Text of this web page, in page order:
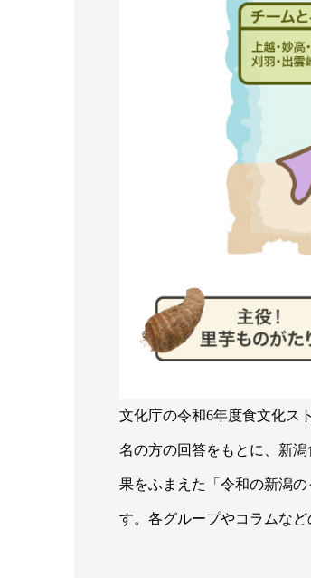
文化庁の令和6年度食文化ス
名の方の回答をもとに、新
果をふまえた「令和の新潟
す。各グループやコラムなど